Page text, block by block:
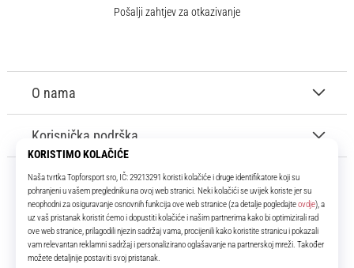
11teamsports.hr
Tvoj smo pouzdani suigrač već više od 16 godina! Cijelo to vrijeme
donosimo ti najbolje i najnovije proizvode iz svijeta nogometa.
O nama
Korisnička podrška
Pošalji zahtjev za otkazivanje